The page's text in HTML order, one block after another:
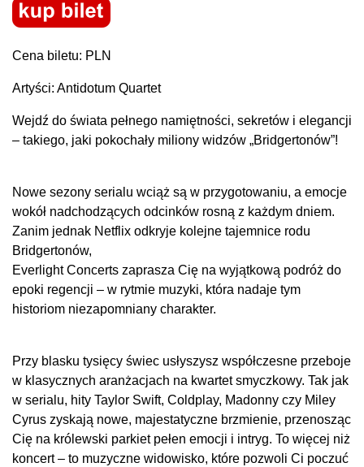
Cena biletu: PLN
Artyści: Antidotum Quartet
Wejdź do świata pełnego namiętności, sekretów i elegancji
– takiego, jaki pokochały miliony widzów „Bridgertonów”!
Nowe sezony serialu wciąż są w przygotowaniu, a emocje
wokół nadchodzących odcinków rosną z każdym dniem.
Zanim jednak Netflix odkryje kolejne tajemnice rodu
Bridgertonów,
Everlight Concerts zaprasza Cię na wyjątkową podróż do
epoki regencji – w rytmie muzyki, która nadaje tym
historiom niezapomniany charakter.
Przy blasku tysięcy świec usłyszysz współczesne przeboje
w klasycznych aranżacjach na kwartet smyczkowy. Tak jak
w serialu, hity Taylor Swift, Coldplay, Madonny czy Miley
Cyrus zyskają nowe, majestatyczne brzmienie, przenosząc
Cię na królewski parkiet pełen emocji i intryg. To więcej niż
koncert – to muzyczne widowisko, które pozwoli Ci poczuć